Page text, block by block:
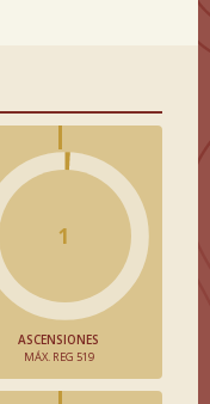
1
ASCENSIONES
MÁX. REG 519